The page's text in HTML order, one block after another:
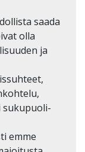
saada
olla
ja
sukupuoli-
emme